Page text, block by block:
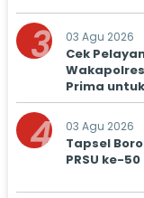
3 03 Agu 2026
Cek
Prima
4 03 Agu 2026
Tapsel
PRSU ke-50